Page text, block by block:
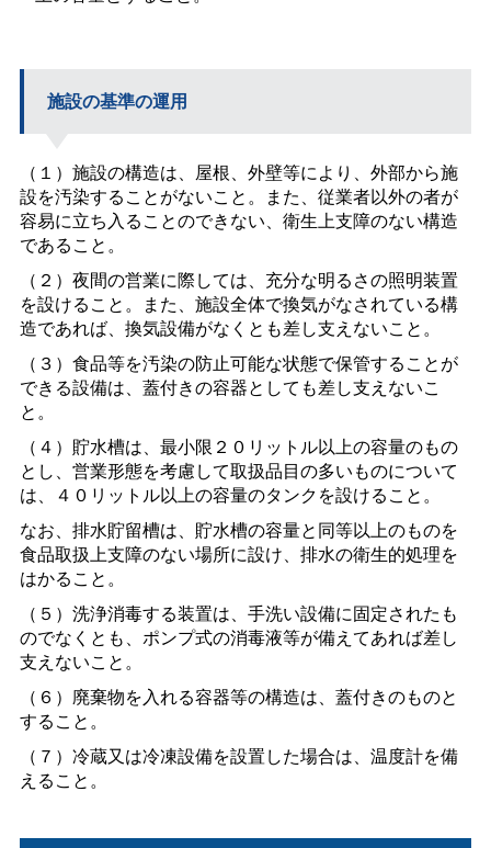
施設の基準の運用
（１）施設の構造は、屋根、外壁等により、外部から施
設を汚染することがないこと。また、従業者以外の者が
容易に立ち入ることのできない、衛生上支障のない構造
であること。
（２）夜間の営業に際しては、充分な明るさの照明装置
を設けること。また、施設全体で換気がなされている構
造であれば、換気設備がなくとも差し支えないこと。
（３）食品等を汚染の防止可能な状態で保管することが
できる設備は、蓋付きの容器としても差し支えないこ
と。
（４）貯水槽は、最小限２０リットル以上の容量のもの
とし、営業形態を考慮して取扱品目の多いものについて
は、４０リットル以上の容量のタンクを設けること。
なお、排水貯留槽は、貯水槽の容量と同等以上のものを
食品取扱上支障のない場所に設け、排水の衛生的処理を
はかること。
（５）洗浄消毒する装置は、手洗い設備に固定されたも
のでなくとも、ポンプ式の消毒液等が備えてあれば差し
支えないこと。
（６）廃棄物を入れる容器等の構造は、蓋付きのものと
すること。
（７）冷蔵又は冷凍設備を設置した場合は、温度計を備
えること。